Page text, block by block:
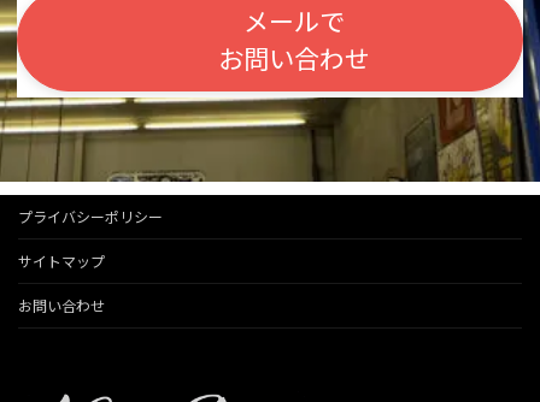
メールで
お問い合わせ
プライバシーポリシー
サイトマップ
お問い合わせ